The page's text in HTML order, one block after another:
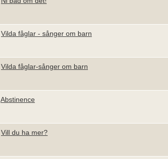
Vilda fåglar - sånger om barn
Vilda fåglar-sånger om barn
Abstinence
Vill du ha mer?